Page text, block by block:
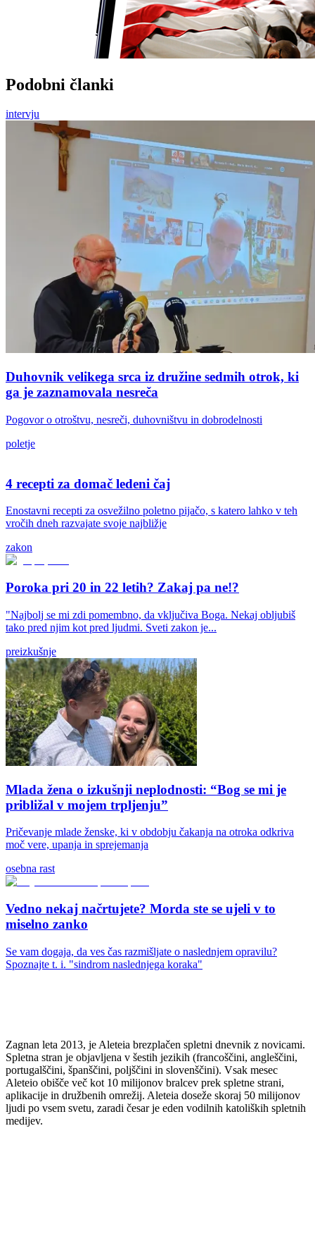
Podobni članki
intervju
Duhovnik velikega srca iz družine sedmih otrok, ki
ga je zaznamovala nesreča
Pogovor o otroštvu, nesreči, duhovništvu in dobrodelnosti
poletje
4 recepti za domač ledeni čaj
Enostavni recepti za osvežilno poletno pijačo, s katero lahko v teh
vročih dneh razvajate svoje najbližje
zakon
Poroka pri 20 in 22 letih? Zakaj pa ne!?
"Najbolj se mi zdi pomembno, da vključiva Boga. Nekaj obljubiš
tako pred njim kot pred ljudmi. Sveti zakon je...
preizkušnje
Mlada žena o izkušnji neplodnosti: “Bog se mi je
približal v mojem trpljenju”
Pričevanje mlade ženske, ki v obdobju čakanja na otroka odkriva
moč vere, upanja in sprejemanja
osebna rast
Vedno nekaj načrtujete? Morda ste se ujeli v to
miselno zanko
Se vam dogaja, da ves čas razmišljate o naslednjem opravilu?
Spoznajte t. i. "sindrom naslednjega koraka"
Zagnan leta 2013, je Aleteia brezplačen spletni dnevnik z novicami.
Spletna stran je objavljena v šestih jezikih (francoščini, angleščini,
portugalščini, španščini, poljščini in slovenščini). Vsak mesec
Aleteio obišče več kot 10 milijonov bralcev prek spletne strani,
aplikacije in družbenih omrežij. Aleteia doseže skoraj 50 milijonov
ljudi po vsem svetu, zaradi česar je eden vodilnih katoliških spletnih
medijev.